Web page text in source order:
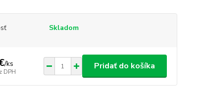
Skladom
/ks
DPH
Pridať do košíka